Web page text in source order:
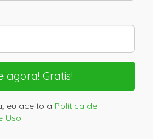
eu aceito a Política de
Uso.